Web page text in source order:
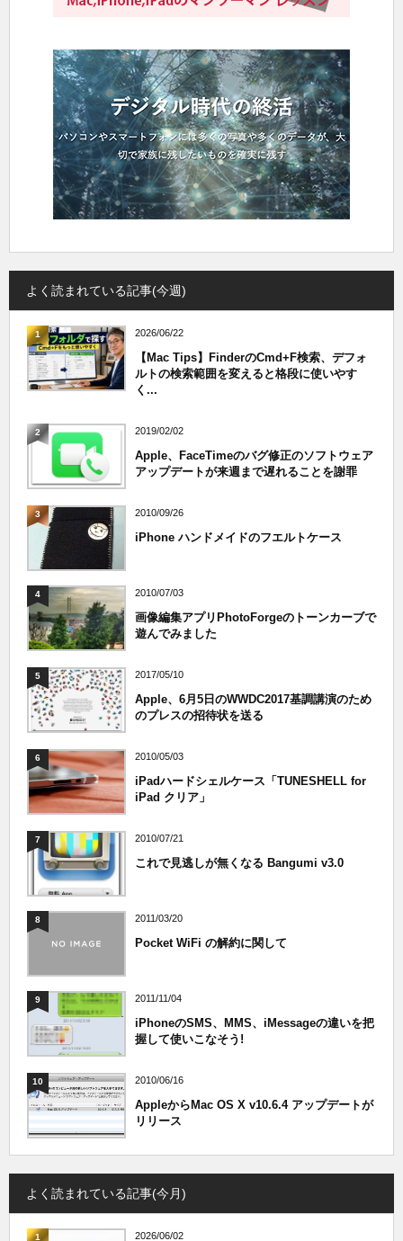
よく読まれている記事(今週)
1 2026/06/22
【Mac Tips】FinderのCmd+F検索、デフォ
ルトの検索範囲を変えると格段に使いやす
く...
2 2019/02/02
Apple、FaceTimeのバグ修正のソフトウェア
アップデートが来週まで遅れることを謝罪
3 2010/09/26
iPhone ハンドメイドのフエルトケース
4 2010/07/03
画像編集アプリPhotoForgeのトーンカーブで
遊んでみました
5 2017/05/10
Apple、6月5日のWWDC2017基調講演のため
のプレスの招待状を送る
6 2010/05/03
iPadハードシェルケース「TUNESHELL for
iPad クリア」
7 2010/07/21
これで見逃しが無くなる Bangumi v3.0
8 2011/03/20
Pocket WiFi の解約に関して
9 2011/11/04
iPhoneのSMS、MMS、iMessageの違いを把
握して使いこなそう!
10 2010/06/16
AppleからMac OS X v10.6.4 アップデートが
リリース
よく読まれている記事(今月)
1 2026/06/02